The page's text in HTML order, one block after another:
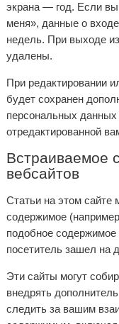
экрана — год. Если
меня», данные о
недель. При выходе
удалены.
При редактировании
будет сохранен
персональных данных
отредактированной
Встраиваемое
вебсайтов
Статьи на этом сайте
содержимое
подобное содержимое
посетитель зашел на
Эти сайты могут
внедрять
следить за вашим